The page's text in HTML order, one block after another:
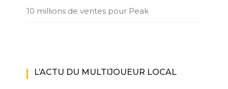
10 millions de ventes pour Peak
L’ACTU DU MULTIJOUEUR LOCAL